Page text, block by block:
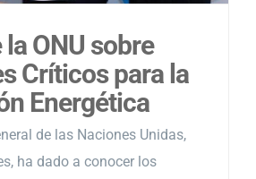
la ONU sobre
Críticos para la
Energética
de las Naciones Unidas,
ha dado a conocer los